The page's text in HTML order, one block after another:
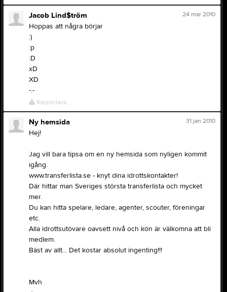
24 mar 2010
Jacob Lind$tröm
Hoppas att några börjar
:)
:p
:D
xD
XD
-.-
Rapportera
31 jan 2010
Ny hemsida
Hej!
Jag vill bara tipsa om en ny hemsida som nyligen kommit
igång.
www.transferlista.se - knyt dina idrottskontakter!
Där hittar man Sveriges största transferlista och mycket
mer.
Du kan hitta spelare, ledare, agenter, scouter, föreningar
etc.
Alla idrottsutövare oavsett nivå och kön är välkomna att bli
medlem.
Bäst av allt... Det kostar absolut ingenting!!!
Mvh